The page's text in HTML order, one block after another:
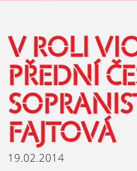
V ROLI
PŘEDNÍ
FAJTOVÁ
19.02.2014